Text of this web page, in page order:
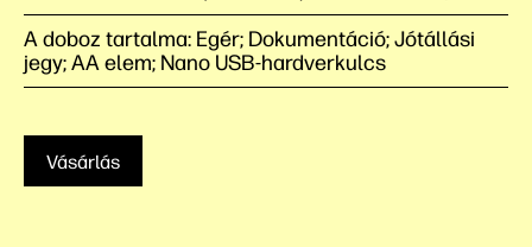
A doboz tartalma: Egér; Dokumentáció; Jótállási
jegy; AA elem; Nano USB-hardverkulcs
Vásárlás